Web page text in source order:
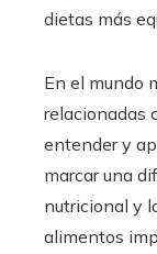
dietas más
En el mundo
relacionadas
entender y
marcar una
nutricional y
alimentos